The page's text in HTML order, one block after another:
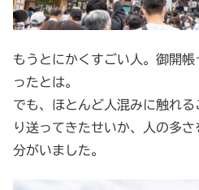
もうとにかくすごい人。御開
ったとは。
でも、ほとんど人混みに触れ
り送ってきたせいか、人の多
分がいました。